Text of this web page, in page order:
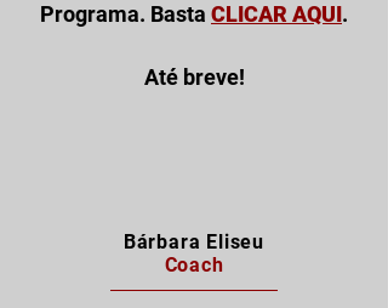
Programa. Basta CLICAR AQUI.
Até breve!
Bárbara Eliseu
Coach